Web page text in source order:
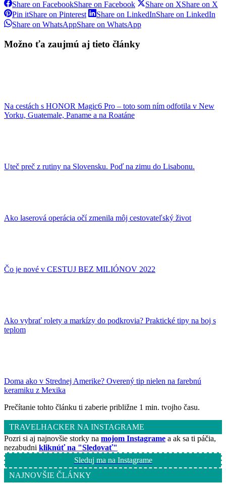
Share on FacebookShare on Facebook Share on XShare on X
Pin itShare on Pinterest Share on LinkedInShare on LinkedIn
Share on WhatsAppShare on WhatsApp
Možno ťa zaujmú aj tieto články
Na cestách s HONOR Magic6 Pro – toto som ním odfotila v New
Yorku, Guatemale, Paname a na Roatáne
Uteč preč z rutiny na Slovensku. Poď na zimu do Lisabonu.
Ako laserová operácia očí zmenila môj cestovateľský život
Čo je nové v CESTUJ BEZ MILIÓNOV 2022
Ako vybrať rolety a markízy do podkrovia? Praktické tipy na boj s
teplom
Doma ako v Strednej Amerike? Overený tip nielen na farebnú
keramiku z Mexika
Prečítanie tohto článku ti zaberie približne 1 min. tvojho času.
TRAVELHACKER NA INSTAGRAME
Pozri si aj najnovšie storky na mojom Instagrame a ak sa ti páčia,
nezabudni kliknúť na "Sledovať"
Sleduj ma na Instagrame
NAJNOVŠIE ČLÁNKY